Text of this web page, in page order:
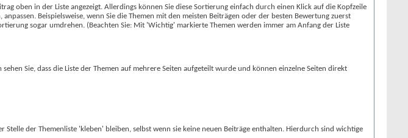
oben in der Liste angezeigt. Allerdings können Sie diese Sortierung einfach durch einen Klick auf die Kopfzeile
Beispielsweise, wenn Sie die Themen mit den meisten Beiträgen oder der besten Bewertung zuerst
sogar umdrehen. (Beachten Sie: Mit 'Wichtig' markierte Themen werden immer am Anfang der Liste
Sie, dass die Liste der Themen auf mehrere Seiten aufgeteilt wurde und können einzelne Seiten direkt
Stelle der Themenliste 'kleben' bleiben, selbst wenn sie keine neuen Beiträge enthalten. Hierdurch sind wichtige